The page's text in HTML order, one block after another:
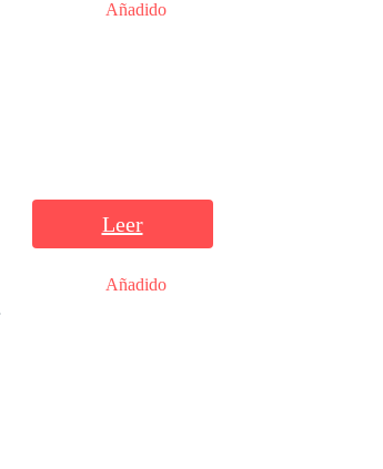
Añadido
Leer
Añadido